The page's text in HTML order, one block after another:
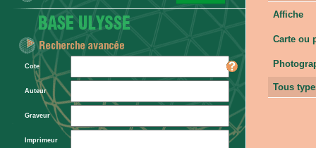
Cote
Auteur
Graveur
Imprimeur
Affiche
Carte ou
Tous